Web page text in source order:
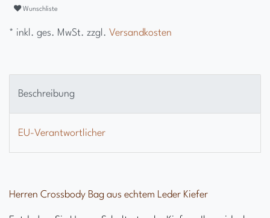
Wunschliste
* inkl. ges. MwSt. zzgl. Versandkosten
Beschreibung
EU-Verantwortlicher
Herren Crossbody Bag aus echtem Leder Kiefer